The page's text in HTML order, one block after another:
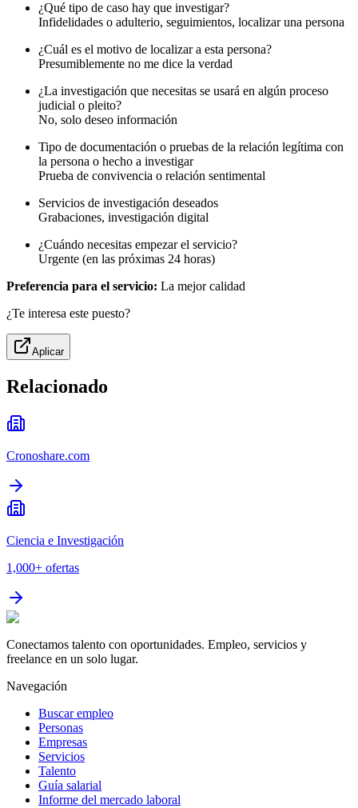
¿Qué tipo de caso hay que investigar?
Infidelidades o adulterio, seguimientos, localizar una persona
¿Cuál es el motivo de localizar a esta persona?
Presumiblemente no me dice la verdad
¿La investigación que necesitas se usará en algún proceso
judicial o pleito?
No, solo deseo información
Tipo de documentación o pruebas de la relación legítima con
la persona o hecho a investigar
Prueba de convivencia o relación sentimental
Servicios de investigación deseados
Grabaciones, investigación digital
¿Cuándo necesitas empezar el servicio?
Urgente (en las próximas 24 horas)
Preferencia para el servicio: La mejor calidad
¿Te interesa este puesto?
Aplicar
Relacionado
Cronoshare.com
Ciencia e Investigación
1,000+ ofertas
Conectamos talento con oportunidades. Empleo, servicios y
freelance en un solo lugar.
Navegación
Buscar empleo
Personas
Empresas
Servicios
Talento
Guía salarial
Informe del mercado laboral